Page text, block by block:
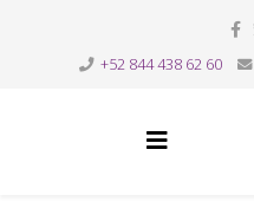
+52 844 438 62 60